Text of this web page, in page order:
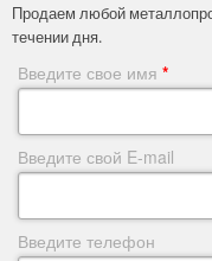
Продаем любой
течении дня.
Введите свое имя *
Введите свой E-mail
Введите телефон